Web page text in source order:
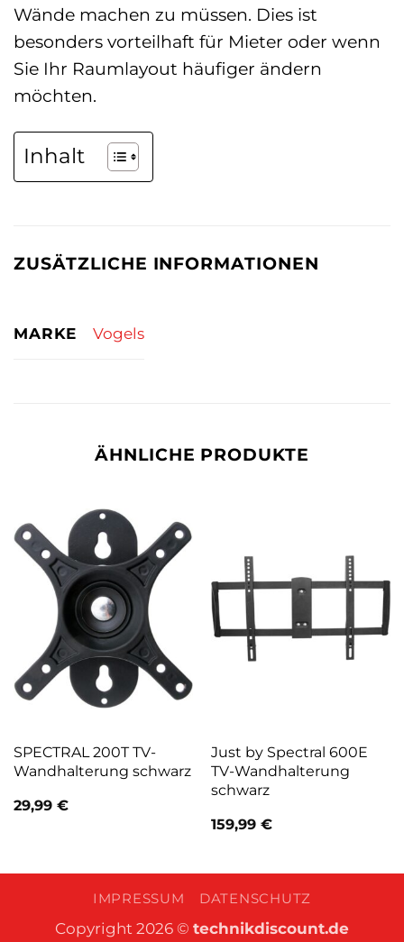
Wände machen zu müssen. Dies ist
besonders vorteilhaft für Mieter oder wenn
Sie Ihr Raumlayout häufiger ändern
möchten.
Inhalt
ZUSÄTZLICHE INFORMATIONEN
MARKE Vogels
ÄHNLICHE PRODUKTE
SPECTRAL 200T TV-
Wandhalterung schwarz
29,99 €
Just by Spectral 600E
TV-Wandhalterung
schwarz
159,99 €
IMPRESSUM DATENSCHUTZ
Copyright 2026 © technikdiscount.de